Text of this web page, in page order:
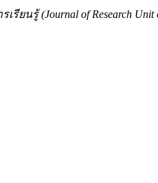
(Journal of Research Unit on